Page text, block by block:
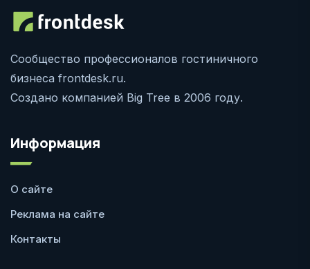
Сообщество профессионалов гостиничного
бизнеса frontdesk.ru.
Создано компанией Big Tree в 2006 году.
Информация
О сайте
Реклама на сайте
Контакты